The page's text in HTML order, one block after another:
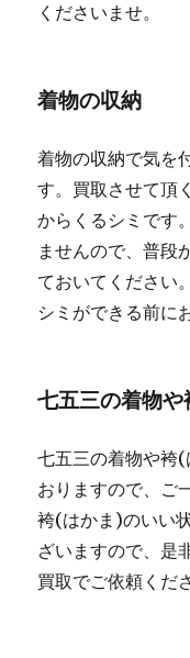
くださいませ。
着物の収納
着物の収納で気を
す。買取させて頂
からくるシミです
ませんので、普段
ておいてください
シミができる前に
七五三の着物
七五三の着物や袴
おりますので、ご
袴(はかま)のいい
ざいますので、是
買取でご依頼くだ